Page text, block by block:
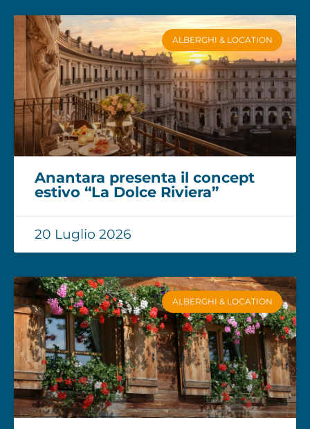
ALBERGHI & LOCATION
Anantara presenta il concept
estivo “La Dolce Riviera”
20 Luglio 2026
ALBERGHI & LOCATION